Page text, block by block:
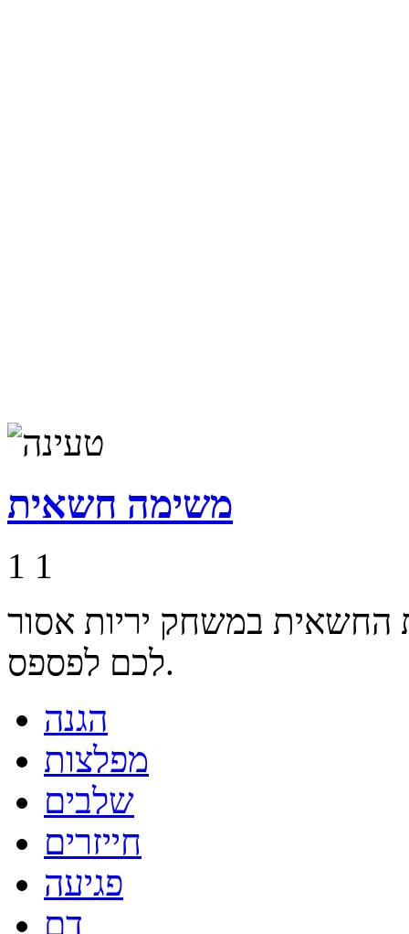
משימה חשאית
1 1
במשחק יריות אסור
לכם לפספס.
הגנה
מפלצות
שלבים
חייזרים
פגיעה
דם